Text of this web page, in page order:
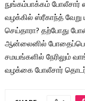
நுங்கம்பாக்கம்
வழக்கில் ஸ்ரீகாந்த்
செய்தாரா? தற்போது
ஆன்லைனில்
சமயங்களில் நேரிலும்
வழக்கை போலீசார்